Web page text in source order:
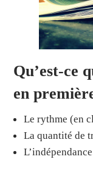
Qu’est-ce
en
Le rythme (en
La quantité de